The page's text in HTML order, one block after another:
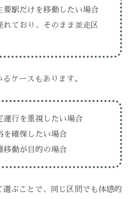
要駅だけを移動したい場合
れており、そのまま並走区
ケースもあります。
運行を重視したい場合
を確保したい場合
移動が目的の場合
選ぶことで、同じ区間でも体感的